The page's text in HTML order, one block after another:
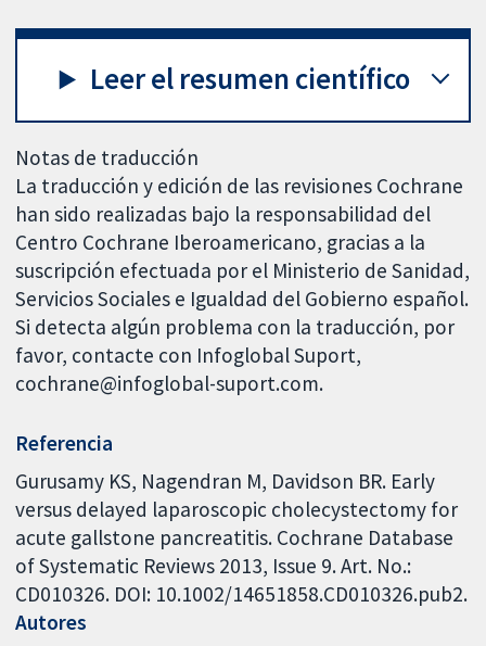
Leer el resumen científico
Notas de traducción
La traducción y edición de las revisiones Cochrane
han sido realizadas bajo la responsabilidad del
Centro Cochrane Iberoamericano, gracias a la
suscripción efectuada por el Ministerio de Sanidad,
Servicios Sociales e Igualdad del Gobierno español.
Si detecta algún problema con la traducción, por
favor, contacte con Infoglobal Suport,
cochrane@infoglobal-suport.com.
Referencia
Gurusamy KS, Nagendran M, Davidson BR. Early
versus delayed laparoscopic cholecystectomy for
acute gallstone pancreatitis. Cochrane Database
of Systematic Reviews 2013, Issue 9. Art. No.:
CD010326. DOI: 10.1002/14651858.CD010326.pub2.
Autores